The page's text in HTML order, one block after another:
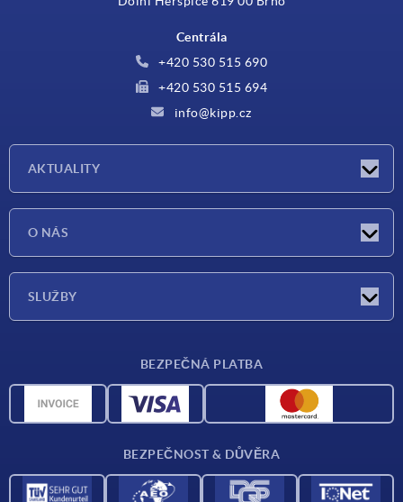
Centrála
+420 530 515 690
+420 530 515 694
info@kipp.cz
AKTUALITY
O NÁS
SLUŽBY
CAD data
BEZPEČNÁ PLATBA
BEZPEČNOST & DŮVĚRA